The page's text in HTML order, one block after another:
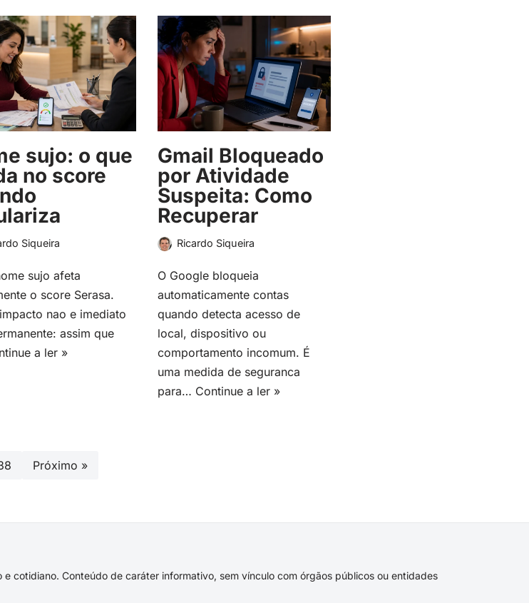
sujo: o que
no score
Siqueira
sujo afeta
o score Serasa.
nao e imediato
assim que
a ler »
Gmail Bloqueado
por Atividade
Suspeita: Como
Recuperar
Ricardo Siqueira
O Google bloqueia
automaticamente contas
quando detecta acesso de
local, dispositivo ou
comportamento incomum. É
uma medida de seguranca
para… Continue a ler »
Próximo »
cotidiano. Conteúdo de caráter informativo, sem vínculo com órgãos públicos ou entidades